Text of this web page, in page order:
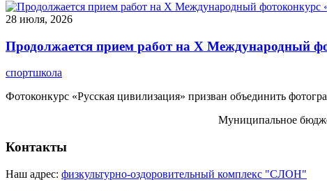
28 июля, 2026
Продолжается прием работ на Х Международный
спортшкола
Фотоконкурс «Русская цивилизация» призван объединить
Муниципальное
Контакты
Наш адрес: физкультурно-оздоровительный комплекс "СЛОН"